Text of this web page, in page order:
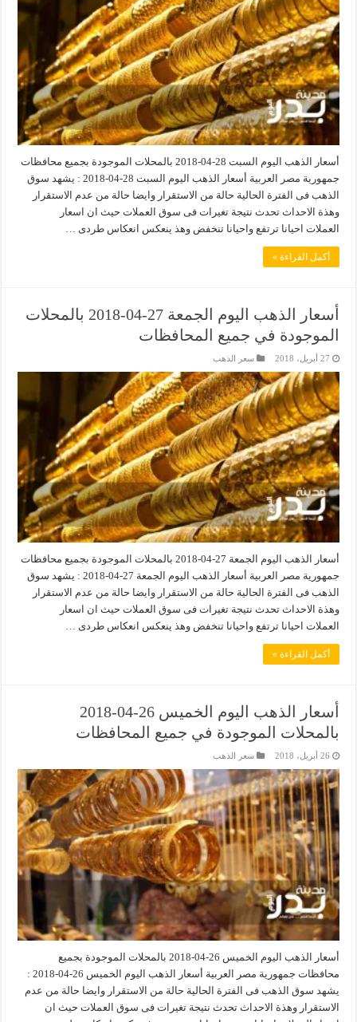
أسعار الذهب اليوم السبت 28-04-2018 بالمحلات الموجودة بجميع محافظات
جمهورية مصر العربية أسعار الذهب اليوم السبت 28-04-2018 : يشهد سوق
الذهب فى الفترة الحالية حالة من الاستقرار وايضا حالة من عدم الاستقرار
وهذة الاحداث تحدث نتيجة تغيرات فى سوق العملات حيث ان اسعار
العملات احيانا ترتفع واحيانا تنخفض وهذ ينعكس انعكاس طردى …
أكمل القراءة »
أسعار الذهب اليوم الجمعة 27-04-2018 بالمحلات
الموجودة في جميع المحافظات
27 أبريل، 2018 سعر الذهب
أسعار الذهب اليوم الجمعة 27-04-2018 بالمحلات الموجودة بجميع محافظات
جمهورية مصر العربية أسعار الذهب اليوم الجمعة 27-04-2018 : يشهد سوق
الذهب فى الفترة الحالية حالة من الاستقرار وايضا حالة من عدم الاستقرار
وهذة الاحداث تحدث نتيجة تغيرات فى سوق العملات حيث ان اسعار
العملات احيانا ترتفع واحيانا تنخفض وهذ ينعكس انعكاس طردى …
أكمل القراءة »
أسعار الذهب اليوم الخميس 26-04-2018
بالمحلات الموجودة في جميع المحافظات
26 أبريل، 2018 سعر الذهب
أسعار الذهب اليوم الخميس 26-04-2018 بالمحلات الموجودة بجميع
محافظات جمهورية مصر العربية أسعار الذهب اليوم الخميس 26-04-2018 :
يشهد سوق الذهب فى الفترة الحالية حالة من الاستقرار وايضا حالة من عدم
الاستقرار وهذة الاحداث تحدث نتيجة تغيرات فى سوق العملات حيث ان